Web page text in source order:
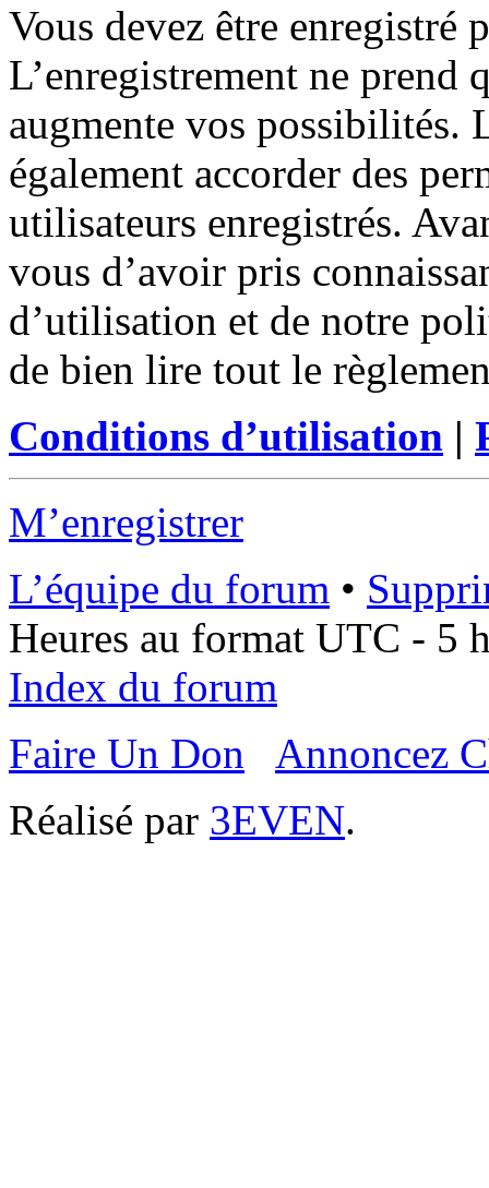
Vous devez être enregistré
L’enregistrement ne prend
augmente vos possibilités.
également accorder des
utilisateurs enregistrés.
vous d’avoir pris
d’utilisation et de notre
de bien lire tout le
Conditions d’utilisation |
M’enregistrer
L’équipe du forum •
Heures au format UTC - 5
Index du forum
Faire Un Don
Annoncez
Réalisé par 3EVEN.